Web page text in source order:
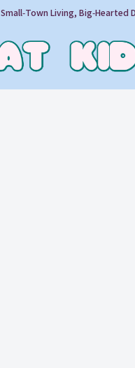
Small‑Town Living, Big‑Hearted